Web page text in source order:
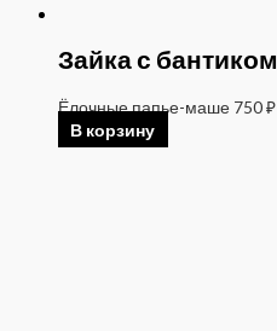
Зайка с бантиком
Ёлочные папье-маше 750₽
В корзину